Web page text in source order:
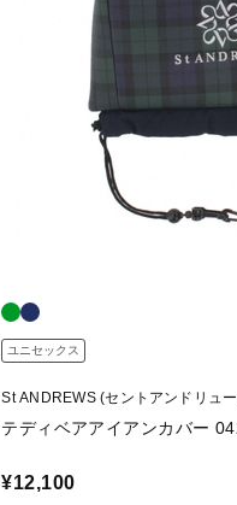
ユニセックス
St ANDREWS (セントアンドリュ
テディベアアイアンカバー
¥12,100